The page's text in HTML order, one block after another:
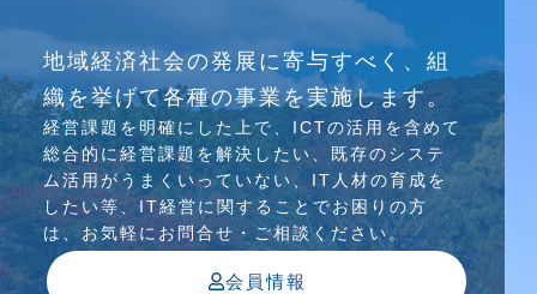
介護ソリューション研究会、WEB/SNS研究会を
行っています
地域経済社会の発展に寄与すべく、組
織を挙げて各種の事業を実施します。
経営課題を明確にした上で、ICTの活⽤を含めて
総合的に経営課題を解決したい、既存のシステ
ム活⽤がうまくいっていない、IT⼈材の育成を
したい等、IT経営に関することでお困りの⽅
は、お気軽にお問合せ・ご相談ください。
会員情報